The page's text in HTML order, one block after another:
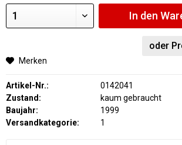
In den
oder
Merken
Artikel-Nr.:
0142041
Zustand:
kaum gebraucht
Baujahr:
1999
Versandkategorie:
1